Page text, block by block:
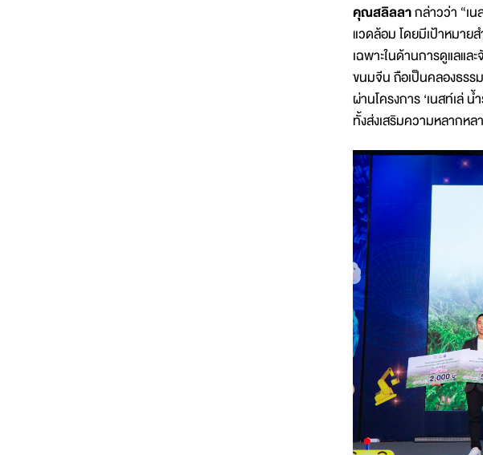
คุณสลิลลากล่าวว่า “เ
แวดล้อม โดยมีเป้าหมาย
เฉพาะในด้านการดูแลแ
ขนมจีน ถือเป็นคลองธรร
ผ่านโครงการ ‘เนสท์เล่
ทั้งส่งเสริมความหลากห